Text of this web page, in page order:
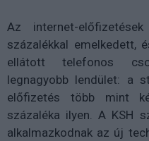
Az internet-
százalékkal emelkedett,
ellátott telefonos
legnagyobb lendület: a
előfizetés több mint
százaléka ilyen. A KSH
alkalmazkodnak az új